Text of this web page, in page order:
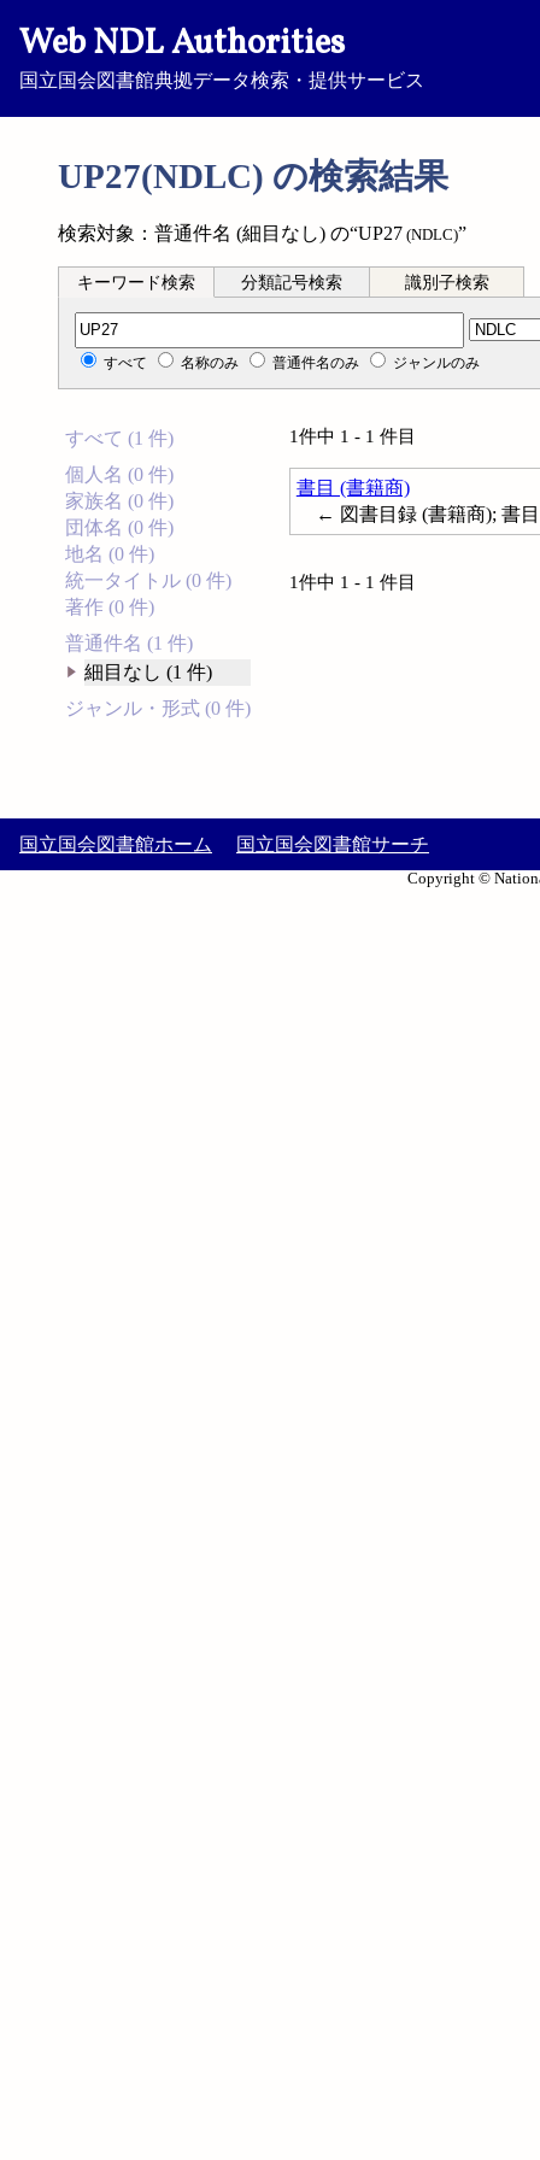
Web NDL Authorities
国立国会図書館典拠データ検索・提供サービス
UP27(NDLC) の検索結果
検索対象：普通件名 (細目なし) の“UP27 (NDLC)”
キーワード検索 分類記号検索 識別子検索
分類記号検索
すべて 名称のみ 普通件名のみ ジャンルのみ
すべて (1 件)
個人名 (0 件)
家族名 (0 件)
団体名 (0 件)
地名 (0 件)
統一タイトル (0 件)
著作 (0 件)
普通件名 (1 件)
細目なし (1 件)
ジャンル・形式 (0 件)
1件中 1 - 1 件目
書目 (書籍商)
← 図書目録 (書籍商); 書目
1件中 1 - 1 件目
国立国会図書館ホーム 国立国会図書館サーチ
Copyright ©